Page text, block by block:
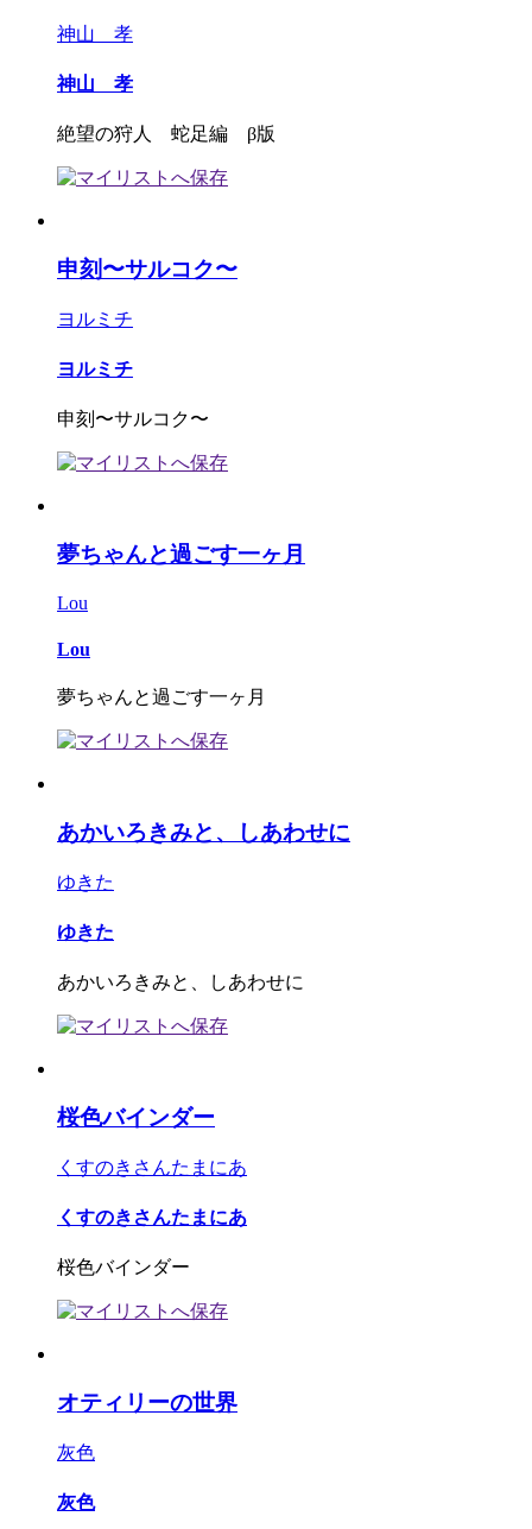
神山 孝
神山 孝
絶望の狩人 蛇足編 β版
申刻〜サルコク〜
ヨルミチ
ヨルミチ
申刻〜サルコク〜
夢ちゃんと過ごす一ヶ月
Lou
Lou
夢ちゃんと過ごす一ヶ月
あかいろきみと、しあわせに
ゆきた
ゆきた
あかいろきみと、しあわせに
桜色バインダー
くすのきさんたまにあ
くすのきさんたまにあ
桜色バインダー
オティリーの世界
灰色
灰色